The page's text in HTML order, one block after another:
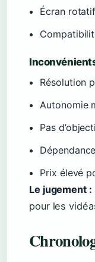
Écran
Résolution
Autonomie
Pas
Prix élevé
Le jugement :
pour les